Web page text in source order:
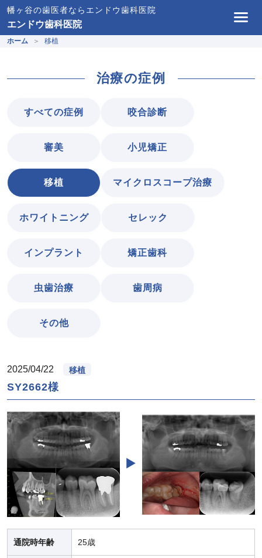
幡ヶ谷の歯医者ならエンドウ歯科医院
エンドウ歯科医院
ホーム 移植
治療の症例
すべての症例 咬合診断
審美 小児矯正
移植 マイクロスコープ治療
ホワイトニング セレック
インプラント 矯正歯科
虫歯治療 歯周病
その他
2025/04/22 移植
SY2662様
通院時年齢 25歳